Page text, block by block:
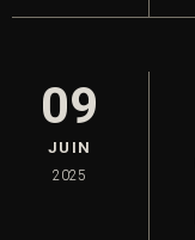
09
JUIN
2025